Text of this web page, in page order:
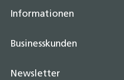
Informationen
Businesskunden
Newsletter